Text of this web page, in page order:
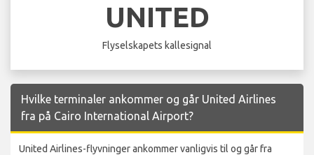
UNITED
Flyselskapets kallesignal
Hvilke terminaler ankommer og går United Airlines
fra på Cairo International Airport?
United Airlines-flyvninger ankommer vanligvis til og går fra